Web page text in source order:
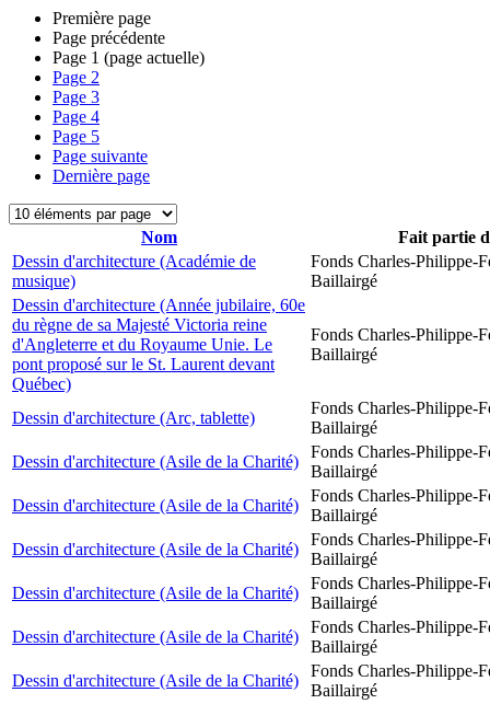
Première page
Page précédente
Page 1 (page actuelle)
Page 2
Page 3
Page 4
Page 5
Page suivante
Dernière page
Nom
Fait partie
Dessin d'architecture (Académie de
musique)
Fonds Charles-Philippe-
Baillairgé
Dessin d'architecture (Année jubilaire, 60e
du règne de sa Majesté Victoria reine
d'Angleterre et du Royaume Unie. Le
pont proposé sur le St. Laurent devant
Québec)
Fonds Charles-Philippe-
Baillairgé
Dessin d'architecture (Arc, tablette)
Fonds Charles-Philippe-
Baillairgé
Dessin d'architecture (Asile de la Charité)
Fonds Charles-Philippe-
Baillairgé
Dessin d'architecture (Asile de la Charité)
Fonds Charles-Philippe-
Baillairgé
Dessin d'architecture (Asile de la Charité)
Fonds Charles-Philippe-
Baillairgé
Dessin d'architecture (Asile de la Charité)
Fonds Charles-Philippe-
Baillairgé
Dessin d'architecture (Asile de la Charité)
Fonds Charles-Philippe-
Baillairgé
Dessin d'architecture (Asile de la Charité)
Fonds Charles-Philippe-
Baillairgé